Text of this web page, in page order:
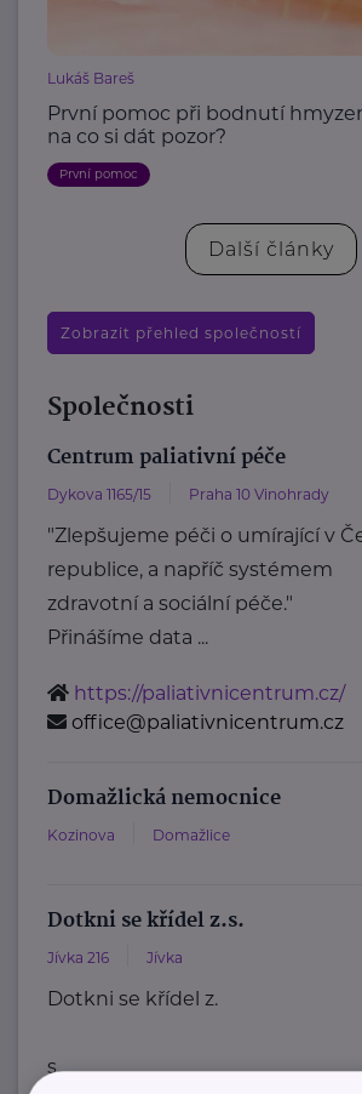
Lukáš Bareš
První pomoc při bodnutí
na co si dát pozor?
První pomoc
Další články
Zobrazit přehled společností
Společnosti
Centrum paliativní péče
Dykova 1165/15 Praha 10 Vinohrady
"Zlepšujeme péči o umírající v
republice, a napříč systémem
zdravotní a sociální péče."
Přinášíme data ...
https://paliativnicentrum.cz/
office@paliativnicentrum.cz
Domažlická nemocnice
Kozinova Domažlice
Dotkni se křídel z.s.
Jívka 216 Jívka
Dotkni se křídel z.
s.